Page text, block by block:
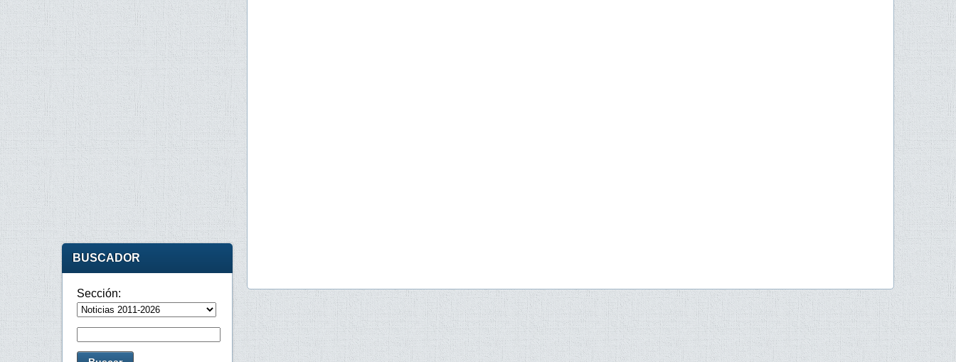
BUSCADOR
Sección: